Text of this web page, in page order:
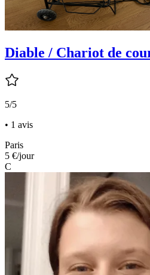
Diable / Chariot de
5/5
• 1 avis
Paris
5 €/jour
C